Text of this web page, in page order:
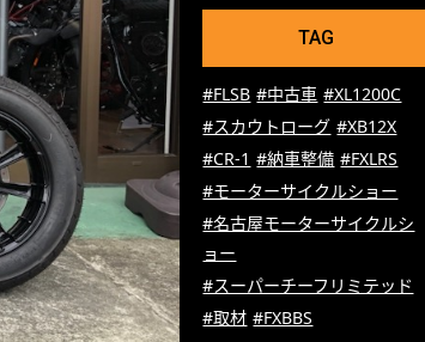
TAG
#FLSB #中古車 #XL1200C
#スカウトローグ #XB12X
#CR-1 #納車整備 #FXLRS
#モーターサイクルショー
#名古屋モーターサイクルシ
ョー
#スーパーチーフリミテッド
#取材 #FXBBS